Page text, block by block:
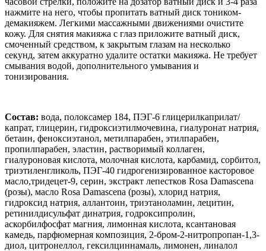
нажмите на него, чтобы пропитать ватный диск тоником-
демакияжем. Легкими массажными движениями очистите
кожу. Для снятия макияжа с глаз приложите ватный диск,
смоченный средством, к закрытым глазам на несколько
секунд, затем аккуратно удалите остатки макияжа. Не требует
смывания водой, дополнительного умывания и
тонизирования.
Состав: вода, полоксамер 184, ПЭГ-6 глицерилкаприлат/
капрат, глицерин, гидроксиэтилмочевина, гиалуронат натрия,
бетаин, феноксиэтанол, метилпарабен, этилпарабен,
пропилпарабен, эластин, растворимый коллаген,
гиалуроновая кислота, молочная кислота, карбамид, сорбитол,
триэтиленгликоль, ПЭГ-40 гидрогенизированное касторовое
масло,тридецет-9, серин, экстракт лепестков Rosa Damascena
(розы), масло Rosa Damascena (розы), хлорид натрия,
гидроксид натрия, аллантоин, триэтаноламин, лецитин,
ретинилдисульфат динатрия, годроксипролин,
аскорбилфосфат магния, лимонная кислота, ксантановая
камедь, парфюмерная композиция, 2-бром-2-нитропропан-1,3-
диол, цитронеллол, гексилциннамаль, лимонен, линалол